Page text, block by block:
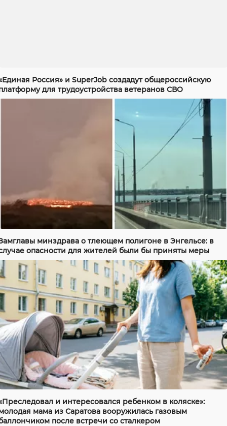
Россия» и SuperJob создадут общероссийскую
для трудоустройства ветеранов СВО
минздрава о тлеющем полигоне в Энгельсе: в
опасности для жителей были бы приняты меры
и интересовался ребенком в коляске»:
мама из Саратова вооружилась газовым
после встречи со сталкером